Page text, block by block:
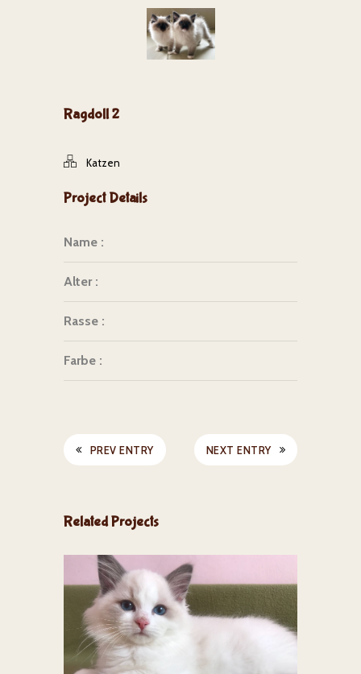
Ragdoll 2
Katzen
Project Details
Name :
Alter :
Rasse :
Farbe :
PREV ENTRY NEXT ENTRY
Related Projects